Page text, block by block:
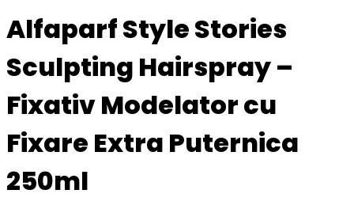
Alfaparf Style Stories
Sculpting Hairspray –
Fixativ Modelator cu
Fixare Extra Puternica
250ml